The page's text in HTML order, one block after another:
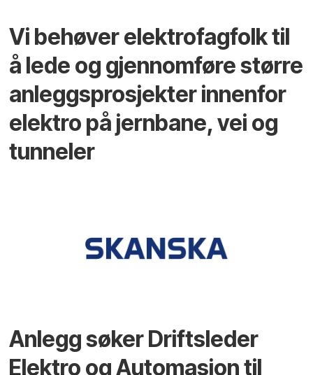
Vi behøver elektrofagfolk til
å lede og gjennomføre større
anleggsprosjekter innenfor
elektro på jernbane, vei og
tunneler
Anlegg søker Driftsleder
Elektro og Automasjon til